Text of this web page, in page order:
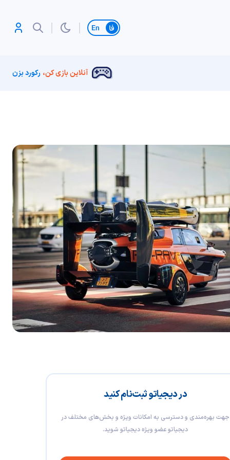
تغییر زبان
آنلاین بازی کن، رکورد بزن
در دیجیاتو ثبت‌نام کنید
جهت بهره‌مندی و دسترسی به امکانات ویژه و بخش‌های مختلف در
دیجیاتو عضو ویژه دیجیاتو شوید.